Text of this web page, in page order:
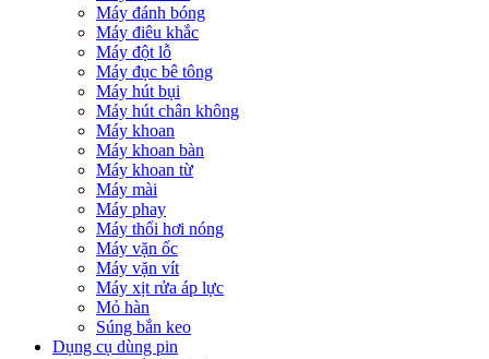
Máy đánh bóng
Máy điêu khắc
Máy đột lỗ
Máy đục bê tông
Máy hút bụi
Máy hút chân không
Máy khoan
Máy khoan bàn
Máy khoan từ
Máy mài
Máy phay
Máy thổi hơi nóng
Máy vặn ốc
Máy vặn vít
Máy xịt rửa áp lực
Mỏ hàn
Súng bắn keo
Dụng cụ dùng pin